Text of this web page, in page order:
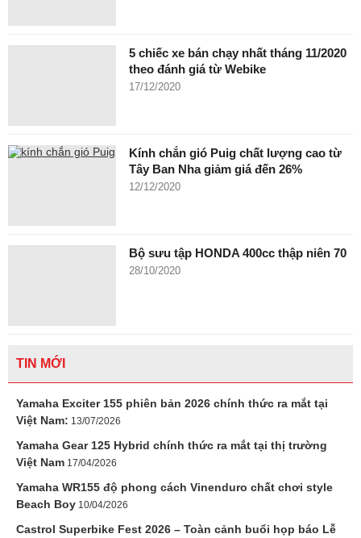
5 chiếc xe bán chạy nhất tháng 11/2020
theo đánh giá từ Webike
17/12/2020
Kính chắn gió Puig chất lượng cao từ
Tây Ban Nha giảm giá đến 26%
12/12/2020
Bộ sưu tập HONDA 400cc thập niên 70
28/10/2020
TIN MỚI
Yamaha Exciter 155 phiên bản 2026 chính thức ra mắt tại
Việt Nam: 13/07/2026
Yamaha Gear 125 Hybrid chính thức ra mắt tại thị trường
Việt Nam 17/04/2026
Yamaha WR155 độ phong cách Vinenduro chất chơi style
Beach Boy 10/04/2026
Castrol Superbike Fest 2026 – Toàn cảnh buổi họp báo Lễ